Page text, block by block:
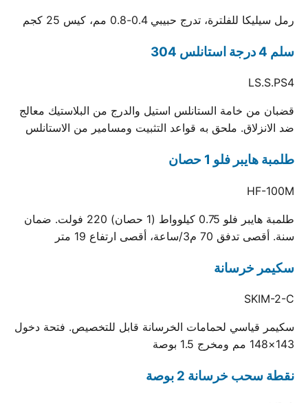
رمل سيليكا للفلترة، تدرج حبيبي 0.4-0.8 مم، كيس 25 كجم
سلم 4 درجة استانلس 304
LS.S.PS4
قضبان من خامة الستانلس استيل والدرج من البلاستيك معالج
ضد الانزلاق. ملحق به قواعد التثبيت ومسامير من الاستانلس
طلمبة هايبر فلو 1 حصان
HF-100M
طلمبة هايبر فلو 0.75 كيلوواط (1 حصان) 220 فولت. ضمان
سنة. أقصى تدفق 70 م3/ساعة، أقصى ارتفاع 19 متر
سكيمر خرسانة
SKIM-2-C
سكيمر قياسي لحمامات الخرسانة قابل للتخصيص. فتحة دخول
143×148 مم ومخرج 1.5 بوصة
نقطة سحب خرسانة 2 بوصة